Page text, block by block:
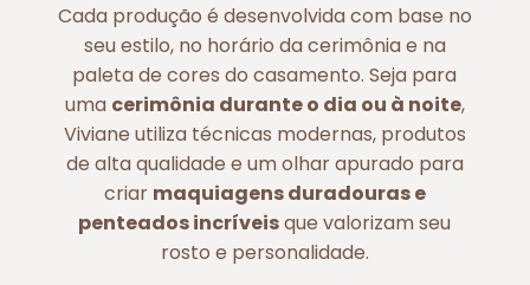
Cada produção é desenvolvida com base no
seu estilo, no horário da cerimônia e na
paleta de cores do casamento. Seja para
uma cerimônia durante o dia ou à noite,
Viviane utiliza técnicas modernas, produtos
de alta qualidade e um olhar apurado para
criar maquiagens duradouras e
penteados incríveisque valorizam seu
rosto e personalidade.